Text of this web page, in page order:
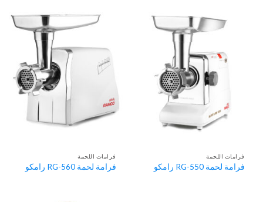
فرامات اللحمة
فرامة لحمة RG-550 رامكو
فرامات اللحمة
فرامة لحمة RG-560 رامكو